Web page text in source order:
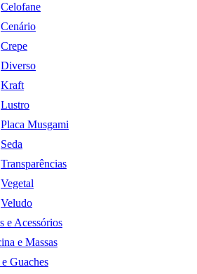
Celofane
Cenário
Crepe
Diverso
Kraft
Lustro
Placa Musgami
Seda
Transparências
Vegetal
Veludo
e Acessórios
e Massas
Guaches